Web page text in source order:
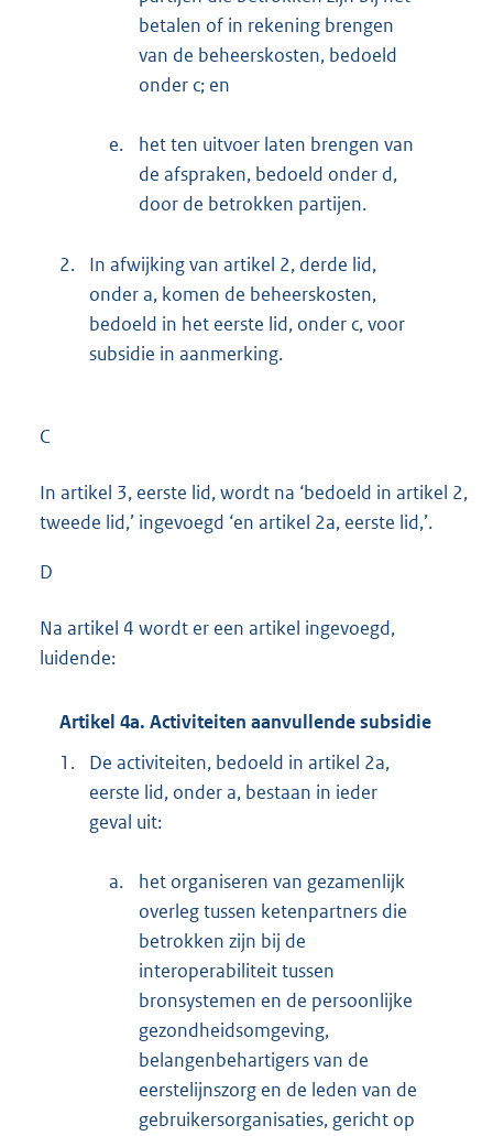
betalen of in rekening brengen
van de beheerskosten, bedoeld
onder c; en
e.
het ten uitvoer laten brengen van
de afspraken, bedoeld onder d,
door de betrokken partijen.
2.
In afwijking van artikel 2, derde lid,
onder a, komen de beheerskosten,
bedoeld in het eerste lid, onder c, voor
subsidie in aanmerking.
C
In artikel 3, eerste lid, wordt na ‘bedoeld in artikel 2,
tweede lid,’ ingevoegd ‘en artikel 2a, eerste lid,’.
D
Na artikel 4 wordt er een artikel ingevoegd,
luidende:
Artikel 4a. Activiteiten aanvullende subsidie
1.
De activiteiten, bedoeld in artikel 2a,
eerste lid, onder a, bestaan in ieder
geval uit:
a.
het organiseren van gezamenlijk
overleg tussen ketenpartners die
betrokken zijn bij de
interoperabiliteit tussen
bronsystemen en de persoonlijke
gezondheidsomgeving,
belangenbehartigers van de
eerstelijnszorg en de leden van de
gebruikersorganisaties, gericht op